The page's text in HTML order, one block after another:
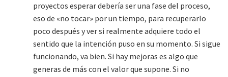
proyectos esperar debería ser una fase del proceso,
eso de «no tocar» por un tiempo, para recuperarlo
poco después y ver si realmente adquiere todo el
sentido que la intención puso en su momento. Si sigue
funcionando, va bien. Si hay mejoras es algo que
generas de más con el valor que supone. Si no